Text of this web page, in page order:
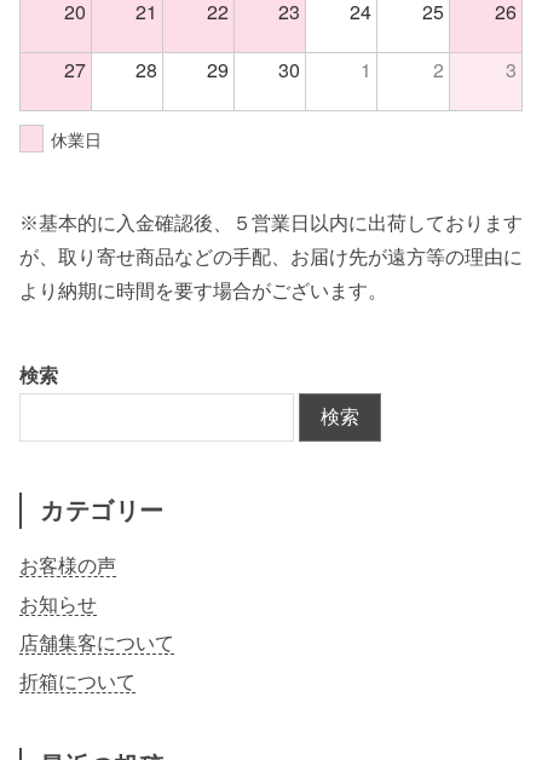
20 21 22 23 24 25 26
27 28 29 30 1 2 3
休業日
※基本的に入金確認後、５営業日以内に出荷しております
が、取り寄せ商品などの手配、お届け先が遠方等の理由に
より納期に時間を要す場合がございます。
検索
検索
カテゴリー
お客様の声
お知らせ
店舗集客について
折箱について